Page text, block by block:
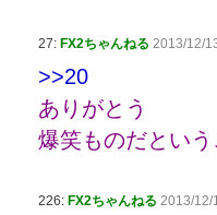
27: FX2ちゃんねる 2013/12/
>>20
ありがとう
爆笑ものだとい
226: FX2ちゃんねる 2013/12/